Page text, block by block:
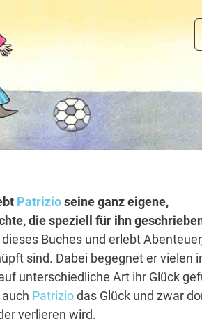
Patrizioseine ganz eigene,
die speziell für ihn
Buches und erlebt
sind. Dabei begegnet er vielen
unterschiedliche Art ihr Glück
Patriziodas Glück und zwar
verlieren wird.